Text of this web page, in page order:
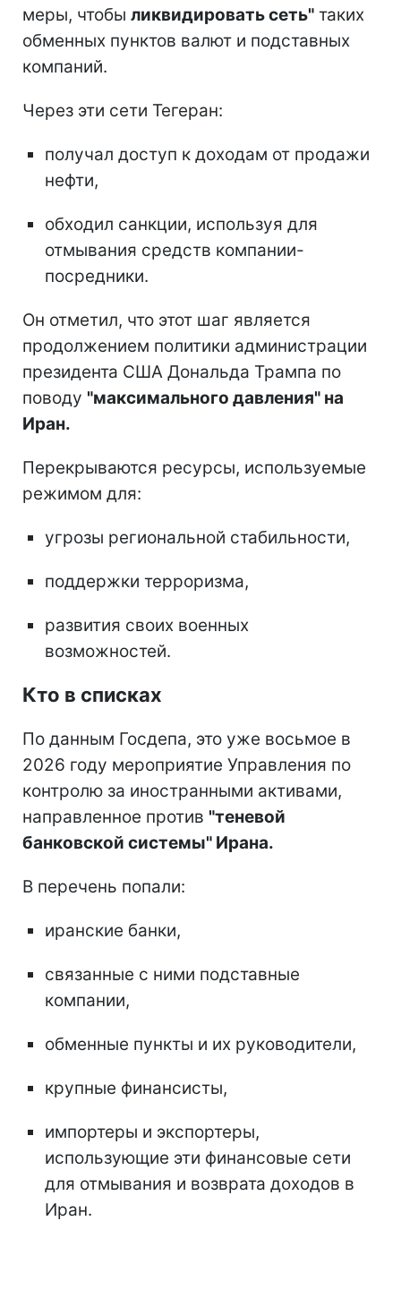
меры, чтобы ликвидировать сеть" таких
обменных пунктов валют и подставных
компаний.
Через эти сети Тегеран:
получал доступ к доходам от продажи
нефти,
обходил санкции, используя для
отмывания средств компании-
посредники.
Он отметил, что этот шаг является
продолжением политики администрации
президента США Дональда Трампа по
поводу "максимального давления" на
Иран.
Перекрываются ресурсы, используемые
режимом для:
угрозы региональной стабильности,
поддержки терроризма,
развития своих военных
возможностей.
Кто в списках
По данным Госдепа, это уже восьмое в
2026 году мероприятие Управления по
контролю за иностранными активами,
направленное против "теневой
банковской системы" Ирана.
В перечень попали:
иранские банки,
связанные с ними подставные
компании,
обменные пункты и их руководители,
крупные финансисты,
импортеры и экспортеры,
использующие эти финансовые сети
для отмывания и возврата доходов в
Иран.